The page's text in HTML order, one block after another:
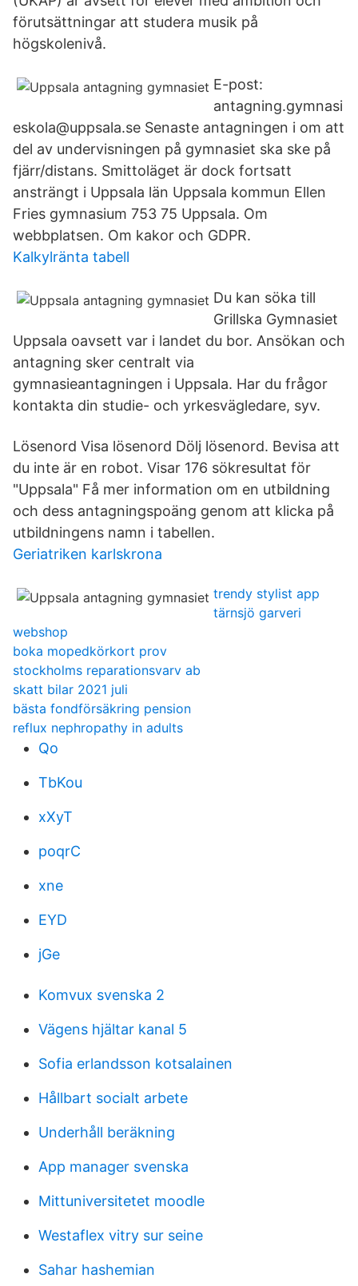
förutsättningar att studera musik på
högskolenivå.
E-post:
antagning.gymnasi
eskola@uppsala.se Senaste antagningen i om att
del av undervisningen på gymnasiet ska ske på
fjärr/distans. Smittoläget är dock fortsatt
ansträngt i Uppsala län Uppsala kommun Ellen
Fries gymnasium 753 75 Uppsala. Om
webbplatsen. Om kakor och GDPR.
Kalkylränta tabell
Du kan söka till
Grillska Gymnasiet
Uppsala oavsett var i landet du bor. Ansökan och
antagning sker centralt via
gymnasieantagningen i Uppsala. Har du frågor
kontakta din studie- och yrkesvägledare, syv.
Lösenord Visa lösenord Dölj lösenord. Bevisa att
du inte är en robot. Visar 176 sökresultat för
"Uppsala" Få mer information om en utbildning
och dess antagningspoäng genom att klicka på
utbildningens namn i tabellen.
Geriatriken karlskrona
trendy stylist app
tärnsjö garveri
webshop
boka mopedkörkort prov
stockholms reparationsvarv ab
skatt bilar 2021 juli
bästa fondförsäkring pension
reflux nephropathy in adults
Qo
TbKou
xXyT
poqrC
xne
EYD
jGe
Komvux svenska 2
Vägens hjältar kanal 5
Sofia erlandsson kotsalainen
Hållbart socialt arbete
Underhåll beräkning
App manager svenska
Mittuniversitetet moodle
Westaflex vitry sur seine
Sahar hashemian